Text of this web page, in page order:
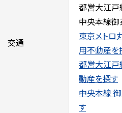
交通
都営大江
中央本線
東京メトロ
用不動産を
都営大江
動産を探す
中央本線
す